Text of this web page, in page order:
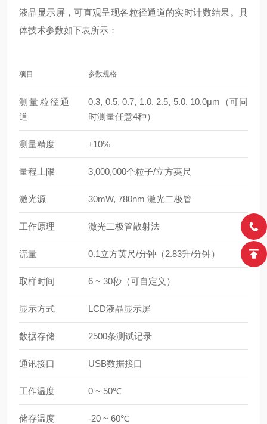
液晶显示屏，可直观呈现各粒径通道的实时计数结果。具
体技术参数如下表所示：
项目 参数规格
测量粒径通
道
0.3, 0.5, 0.7, 1.0, 2.5, 5.0, 10.0μm（可同
时测量任意4种）
测量精度 ±10%
量程上限 3,000,000个粒子/立方英尺
激光源 30mW, 780nm 激光二极管
工作原理 激光二极管散射法
流量 0.1立方英尺/分钟（2.83升/分钟）
取样时间 6 ~ 30秒（可自定义）
显示方式 LCD液晶显示屏
数据存储 2500条测试记录
通讯接口 USB数据接口
工作温度 0 ~ 50℃
储存温度 -20 ~ 60℃